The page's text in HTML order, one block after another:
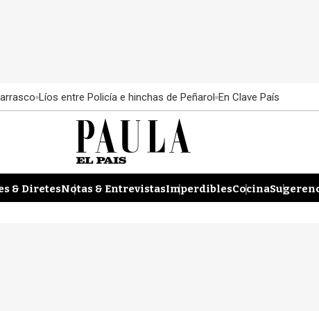
Líos entre Policía e hinchas de Peñarol En Clave País
& DiretesNotas & EntrevistasImperdiblesCocina